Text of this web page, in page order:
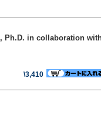
Ph.D. in collaboration
\3,410